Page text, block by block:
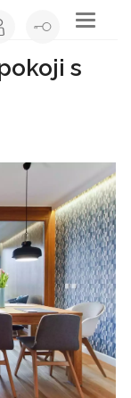
Toggle
s